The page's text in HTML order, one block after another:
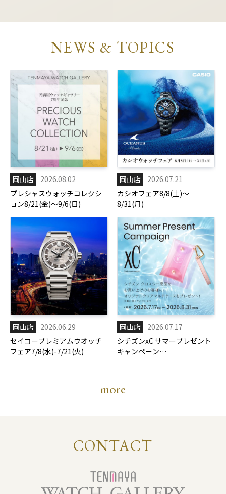
NEWS & TOPICS
岡山店
2026.08.02
プレシャスウォッチコレクシ
ョン8/21(金)～9/6(日)
岡山店
2026.07.21
カシオフェア8/8(土)～
8/31(月)
岡山店
2026.06.29
セイコープレミアムウオッチ
フェア7/8(水)-7/21(火)
岡山店
2026.07.17
シチズンxC サマープレゼント
キャンペーン
more
CONTACT